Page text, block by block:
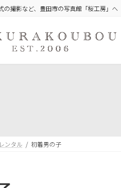
の撮影など、豊田市の写真館「桜工房」へ
ンタル 初着男の子